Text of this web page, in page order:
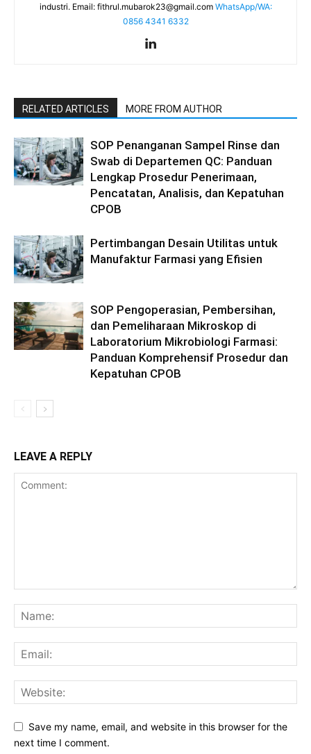
industri. Email: fithrul.mubarok23@gmail.com WhatsApp/WA:
0856 4341 6332
RELATED ARTICLES MORE FROM AUTHOR
SOP Penanganan Sampel Rinse dan
Swab di Departemen QC: Panduan
Lengkap Prosedur Penerimaan,
Pencatatan, Analisis, dan Kepatuhan
CPOB
Pertimbangan Desain Utilitas untuk
Manufaktur Farmasi yang Efisien
SOP Pengoperasian, Pembersihan,
dan Pemeliharaan Mikroskop di
Laboratorium Mikrobiologi Farmasi:
Panduan Komprehensif Prosedur dan
Kepatuhan CPOB
LEAVE A REPLY
Save my name, email, and website in this browser for the
next time I comment.